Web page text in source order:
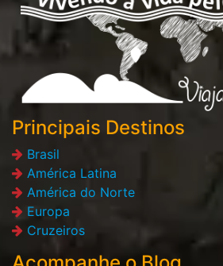
Principais Destinos
Brasil
América Latina
América do Norte
Europa
Cruzeiros